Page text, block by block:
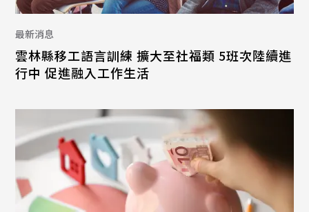
最新消息
雲林縣移工語言訓練 擴大至社福類 5班次陸續進
行中 促進融入工作生活